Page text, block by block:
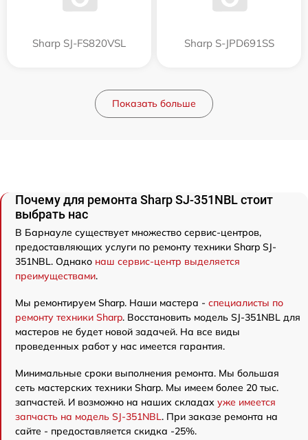
Sharp SJ-FS820VSL Sharp S-JPD691SS
Показать больше
Почему для ремонта Sharp SJ-351NBL стоит
выбрать нас
В Барнауле существует множество сервис-центров,
предоставляющих услуги по ремонту техники Sharp SJ-
351NBL. Однако наш сервис-центр выделяется
преимуществами.
Мы ремонтируем Sharp. Наши мастера - специалисты по
ремонту техники Sharp. Восстановить модель SJ-351NBL для
мастеров не будет новой задачей. На все виды
проведенных работ у нас имеется гарантия.
Минимальные сроки выполнения ремонта. Мы большая
сеть мастерских техники Sharp. Мы имеем более 20 тыс.
запчастей. И возможно на наших складах уже имеется
запчасть на модель SJ-351NBL. При заказе ремонта на
сайте - предоставляется скидка -25%.